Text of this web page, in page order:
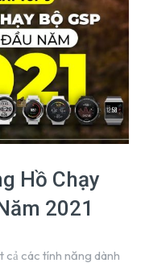
Hồ Chạy
2021
cả các tính năng dành